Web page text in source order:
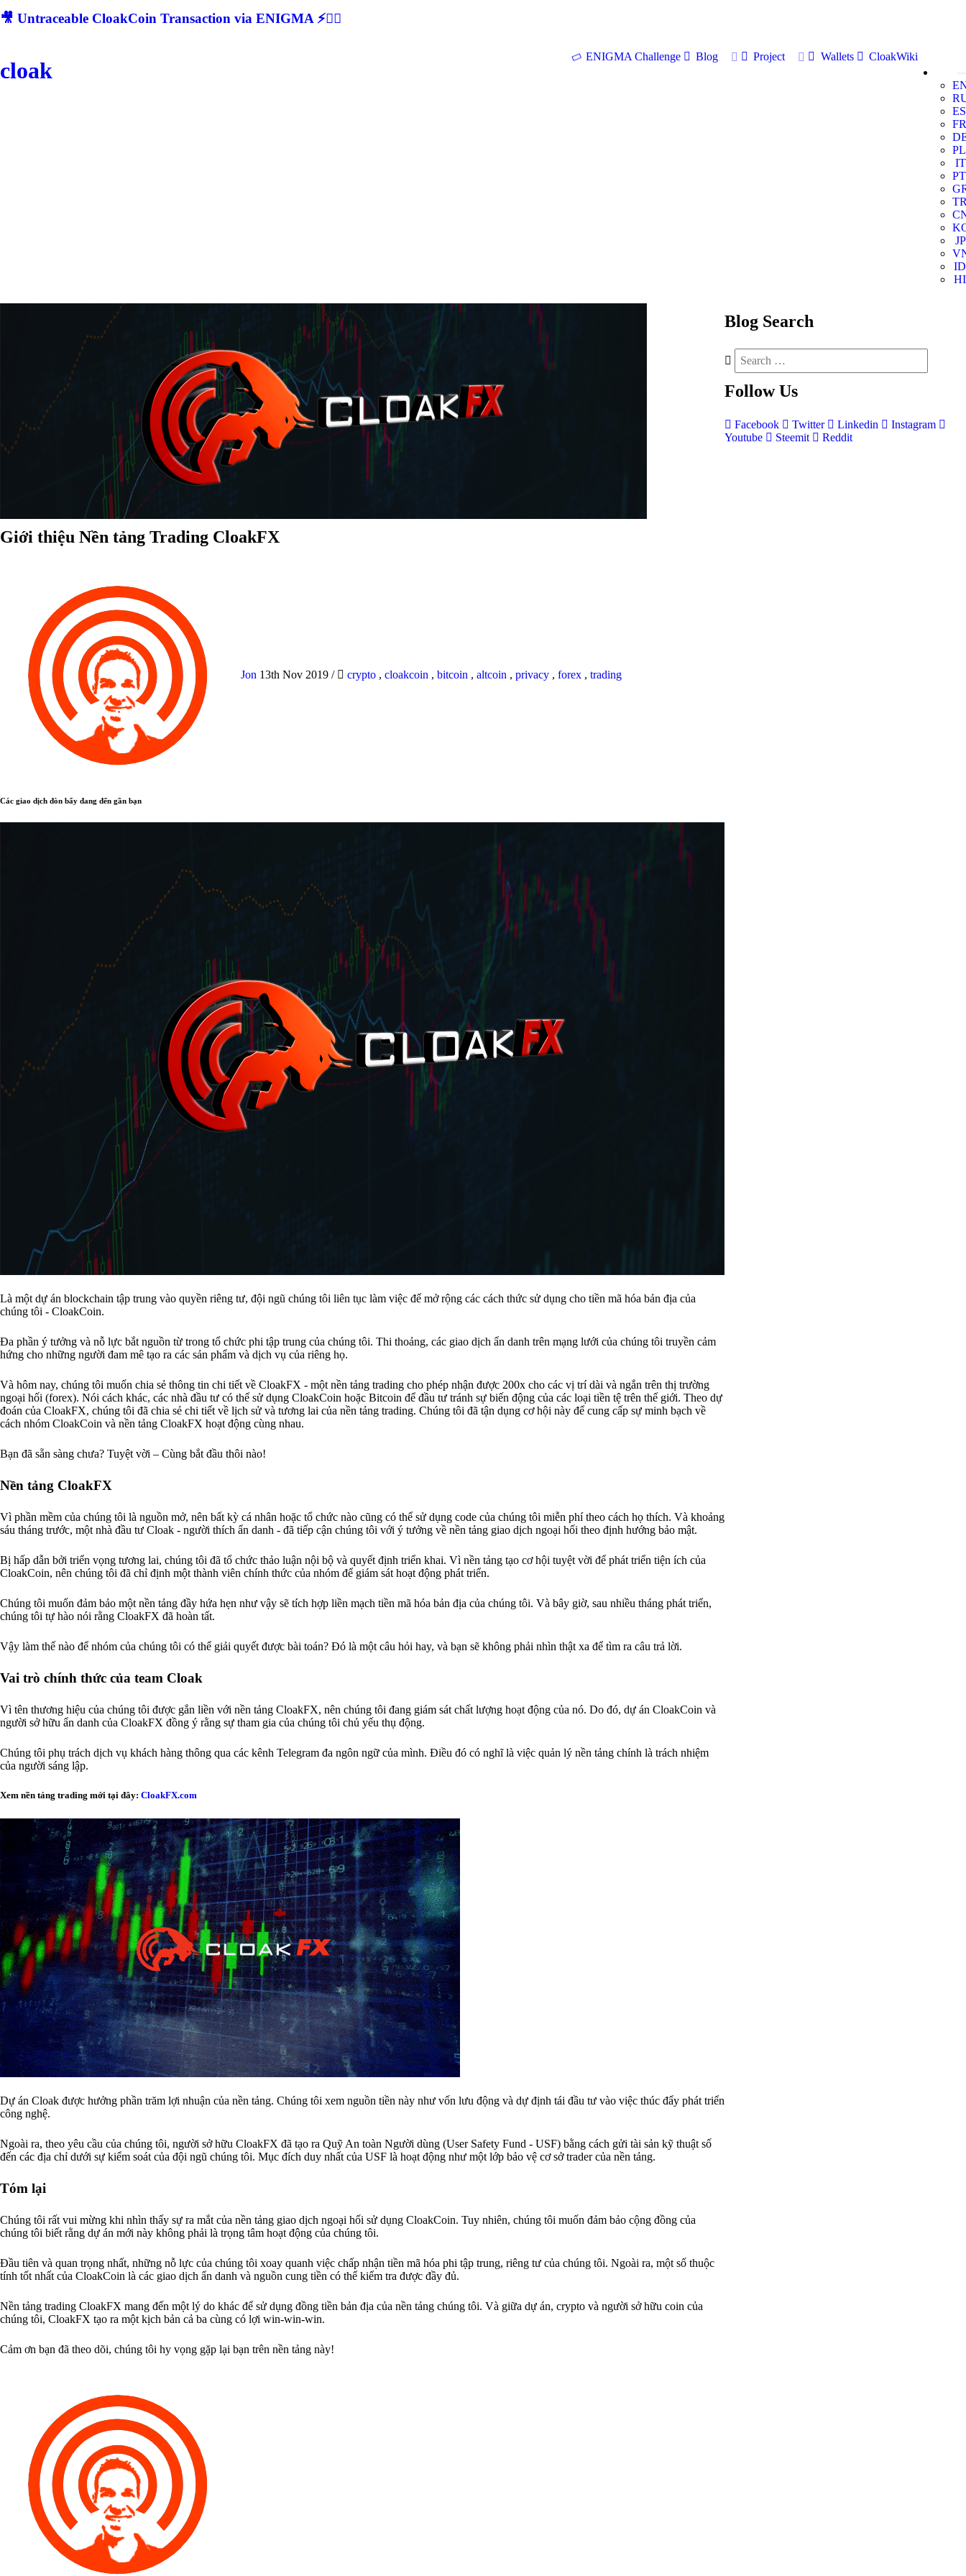
🎥 Untraceable CloakCoin Transaction via ENIGMA ⚡🕵‍♂
cloak
ENIGMA Challenge Blog Project Wallets
CloakWiki
ES
FR
PL
IT
PT
JP
ID
HI
Giới thiệu Nền tảng Trading CloakFX
Jon 13th Nov 2019 / crypto , cloakcoin , bitcoin , altcoin , privacy , forex , trading
Các giao dịch đòn bẩy đang đến gần bạn
Là một dự án blockchain tập trung vào quyền riêng tư, đội ngũ chúng tôi liên tục làm việc để mở rộng các cách thức sử dụng cho tiền mã hóa bản địa của
chúng tôi - CloakCoin.
Đa phần ý tưởng và nỗ lực bắt nguồn từ trong tổ chức phi tập trung của chúng tôi. Thi thoảng, các giao dịch ẩn danh trên mạng lưới của chúng tôi truyền cảm
hứng cho những người đam mê tạo ra các sản phẩm và dịch vụ của riêng họ.
Và hôm nay, chúng tôi muốn chia sẻ thông tin chi tiết về CloakFX - một nền tảng trading cho phép nhận được 200x cho các vị trí dài và ngắn trên thị trường
ngoại hối (forex). Nói cách khác, các nhà đầu tư có thể sử dụng CloakCoin hoặc Bitcoin để đầu tư tránh sự biến động của các loại tiền tệ trên thế giới. Theo dự
đoán của CloakFX, chúng tôi đã chia sẻ chi tiết về lịch sử và tương lai của nền tảng trading. Chúng tôi đã tận dụng cơ hội này để cung cấp sự minh bạch về
cách nhóm CloakCoin và nền tảng CloakFX hoạt động cùng nhau.
Bạn đã sẵn sàng chưa? Tuyệt vời – Cùng bắt đầu thôi nào!
Nền tảng CloakFX
Vì phần mềm của chúng tôi là nguồn mở, nên bất kỳ cá nhân hoặc tổ chức nào cũng có thể sử dụng code của chúng tôi miễn phí theo cách họ thích. Và khoảng
sáu tháng trước, một nhà đầu tư Cloak - người thích ẩn danh - đã tiếp cận chúng tôi với ý tưởng về nền tảng giao dịch ngoại hối theo định hướng bảo mật.
Bị hấp dẫn bởi triển vọng tương lai, chúng tôi đã tổ chức thảo luận nội bộ và quyết định triển khai. Vì nền tảng tạo cơ hội tuyệt vời để phát triển tiện ích của
CloakCoin, nên chúng tôi đã chỉ định một thành viên chính thức của nhóm để giám sát hoạt động phát triển.
Chúng tôi muốn đảm bảo một nền tảng đầy hứa hẹn như vậy sẽ tích hợp liền mạch tiền mã hóa bản địa của chúng tôi. Và bây giờ, sau nhiều tháng phát triển,
chúng tôi tự hào nói rằng CloakFX đã hoàn tất.
Vậy làm thế nào để nhóm của chúng tôi có thể giải quyết được bài toán? Đó là một câu hỏi hay, và bạn sẽ không phải nhìn thật xa để tìm ra câu trả lời.
Vai trò chính thức của team Cloak
Vì tên thương hiệu của chúng tôi được gắn liền với nền tảng CloakFX, nên chúng tôi đang giám sát chất lượng hoạt động của nó. Do đó, dự án CloakCoin và
người sở hữu ẩn danh của CloakFX đồng ý rằng sự tham gia của chúng tôi chủ yếu thụ động.
Chúng tôi phụ trách dịch vụ khách hàng thông qua các kênh Telegram đa ngôn ngữ của mình. Điều đó có nghĩ là việc quản lý nền tảng chính là trách nhiệm
của người sáng lập.
Xem nền tảng trading mới tại đây: CloakFX.com
Dự án Cloak được hưởng phần trăm lợi nhuận của nền tảng. Chúng tôi xem nguồn tiền này như vốn lưu động và dự định tái đầu tư vào việc thúc đẩy phát triển
công nghệ.
Ngoài ra, theo yêu cầu của chúng tôi, người sở hữu CloakFX đã tạo ra Quỹ An toàn Người dùng (User Safety Fund - USF) bằng cách gửi tài sản kỹ thuật số
đến các địa chỉ dưới sự kiểm soát của đội ngũ chúng tôi. Mục đích duy nhất của USF là hoạt động như một lớp bảo vệ cơ sở trader của nền tảng.
Tóm lại
Chúng tôi rất vui mừng khi nhìn thấy sự ra mắt của nền tảng giao dịch ngoại hối sử dụng CloakCoin. Tuy nhiên, chúng tôi muốn đảm bảo cộng đồng của
chúng tôi biết rằng dự án mới này không phải là trọng tâm hoạt động của chúng tôi.
Đầu tiên và quan trọng nhất, những nỗ lực của chúng tôi xoay quanh việc chấp nhận tiền mã hóa phi tập trung, riêng tư của chúng tôi. Ngoài ra, một số thuộc
tính tốt nhất của CloakCoin là các giao dịch ẩn danh và nguồn cung tiền có thể kiểm tra được đầy đủ.
Nền tảng trading CloakFX mang đến một lý do khác để sử dụng đồng tiền bản địa của nền tảng chúng tôi. Và giữa dự án, crypto và người sở hữu coin của
chúng tôi, CloakFX tạo ra một kịch bản cả ba cùng có lợi win-win-win.
Cảm ơn bạn đã theo dõi, chúng tôi hy vọng gặp lại bạn trên nền tảng này!
Blog Search
Follow Us
Facebook Twitter Linkedin
Instagram
Youtube
Steemit Reddit